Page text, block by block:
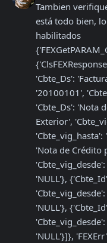
Tambien
está todo bien,
habilitados
'Cbte_Ds':
'20100101',
'Cbte_Ds': 'Nota
Exterior',
'Cbte_vig_hasta':
'Nota de Crédito
'NULL'},
'NULL'},
'NULL'}]},